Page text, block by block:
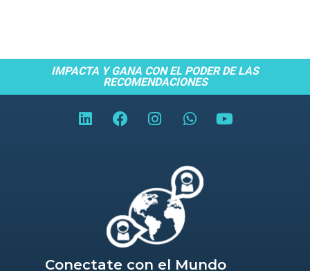
IMPACTA Y GANA CON EL PODER DE LAS
RECOMENDACIONES
Conectate con el Mundo